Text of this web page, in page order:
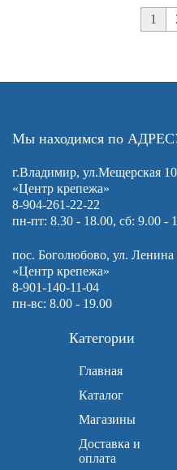
1
Мы находимся по
г.Владимир, ул.Мещерская 10
«Центр крепежа»
8-904-261-22-22
пн-пт: 8.30 - 18.00, сб: 9.00 -
пос. Боголюбово, ул. Ленина
«Центр крепежа»
8-901-140-11-04
пн-вс: 8.00 - 19.00
Категории
Главная
Каталог
Магазины
Доставка и
оплата